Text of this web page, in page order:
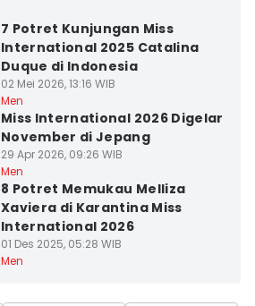
7 Potret Kunjungan Miss
International 2025 Catalina
Duque di Indonesia
02 Mei 2026, 13:16 WIB
Men
Miss International 2026 Digelar
November di Jepang
29 Apr 2026, 09:26 WIB
Men
8 Potret Memukau Melliza
Xaviera di Karantina Miss
International 2026
01 Des 2025, 05:28 WIB
Men